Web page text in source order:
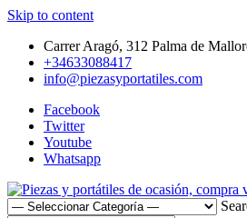
Skip to content
Carrer Aragó, 312 Palma de
+34633088417
info@piezasyportatiles.com
Facebook
Twitter
Youtube
Whatsapp